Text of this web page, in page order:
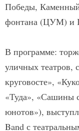
Победы, Каменный
фонтана (ЦУМ) и
В программе:
уличных театров,
круговосте»,
«Туда», «Сашины
юнотов»),
Band с